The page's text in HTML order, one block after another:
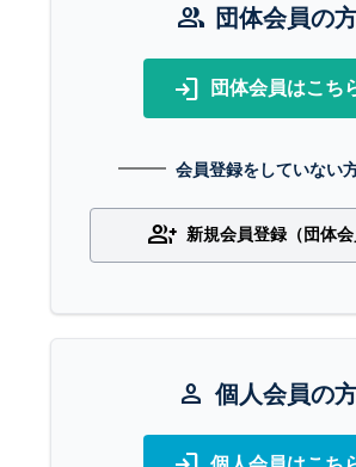
group 団体会員の
login 団体会員はこち
会員登録をしていない
group_add 新規会員登録（団体会
person 個人会員の